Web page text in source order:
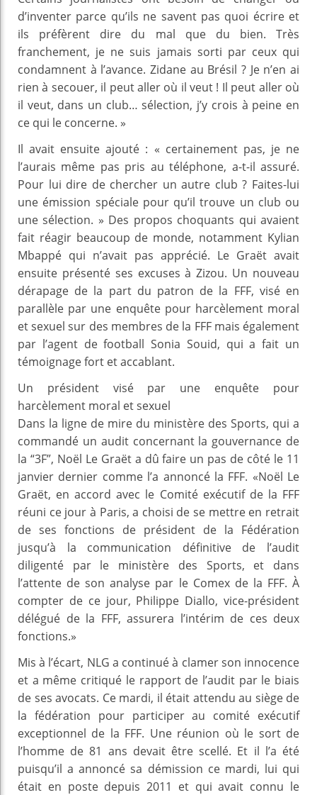
d’inventer parce qu’ils ne savent pas quoi écrire et
ils préfèrent dire du mal que du bien. Très
franchement, je ne suis jamais sorti par ceux qui
condamnent à l’avance. Zidane au Brésil ? Je n’en ai
rien à secouer, il peut aller où il veut ! Il peut aller où
il veut, dans un club… sélection, j’y crois à peine en
ce qui le concerne. »
Il avait ensuite ajouté : « certainement pas, je ne
l’aurais même pas pris au téléphone, a-t-il assuré.
Pour lui dire de chercher un autre club ? Faites-lui
une émission spéciale pour qu’il trouve un club ou
une sélection. » Des propos choquants qui avaient
fait réagir beaucoup de monde, notamment Kylian
Mbappé qui n’avait pas apprécié. Le Graët avait
ensuite présenté ses excuses à Zizou. Un nouveau
dérapage de la part du patron de la FFF, visé en
parallèle par une enquête pour harcèlement moral
et sexuel sur des membres de la FFF mais également
par l’agent de football Sonia Souid, qui a fait un
témoignage fort et accablant.
Un président visé par une enquête pour
harcèlement moral et sexuel
Dans la ligne de mire du ministère des Sports, qui a
commandé un audit concernant la gouvernance de
la “3F”, Noël Le Graët a dû faire un pas de côté le 11
janvier dernier comme l’a annoncé la FFF. «Noël Le
Graët, en accord avec le Comité exécutif de la FFF
réuni ce jour à Paris, a choisi de se mettre en retrait
de ses fonctions de président de la Fédération
jusqu’à la communication définitive de l’audit
diligenté par le ministère des Sports, et dans
l’attente de son analyse par le Comex de la FFF. À
compter de ce jour, Philippe Diallo, vice-président
délégué de la FFF, assurera l’intérim de ces deux
fonctions.»
Mis à l’écart, NLG a continué à clamer son innocence
et a même critiqué le rapport de l’audit par le biais
de ses avocats. Ce mardi, il était attendu au siège de
la fédération pour participer au comité exécutif
exceptionnel de la FFF. Une réunion où le sort de
l’homme de 81 ans devait être scellé. Et il l’a été
puisqu’il a annoncé sa démission ce mardi, lui qui
était en poste depuis 2011 et qui avait connu le